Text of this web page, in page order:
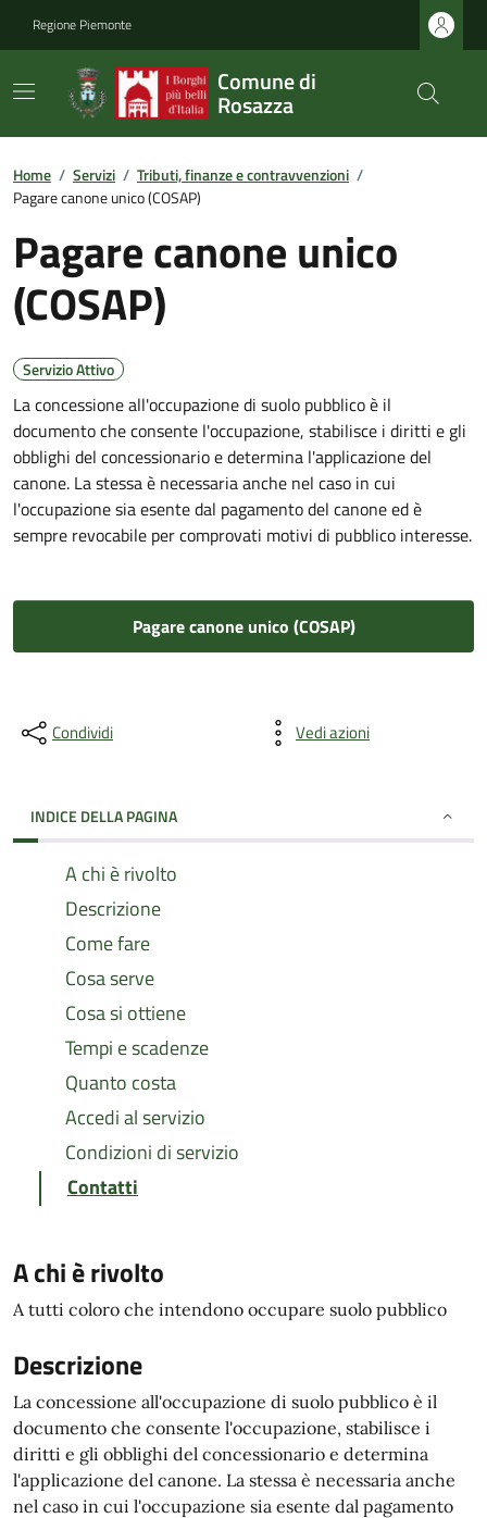
Regione Piemonte
Comune di
Rosazza
Home / Servizi / Tributi, finanze e contravvenzioni /
Pagare canone unico (COSAP)
Pagare canone unico
(COSAP)
Servizio Attivo
La concessione all'occupazione di suolo pubblico è il
documento che consente l'occupazione, stabilisce i diritti e gli
obblighi del concessionario e determina l'applicazione del
canone. La stessa è necessaria anche nel caso in cui
l'occupazione sia esente dal pagamento del canone ed è
sempre revocabile per comprovati motivi di pubblico interesse.
Pagare canone unico (COSAP)
Condividi Vedi azioni
INDICE DELLA PAGINA
A chi è rivolto
Descrizione
Come fare
Cosa serve
Cosa si ottiene
Tempi e scadenze
Quanto costa
Accedi al servizio
Condizioni di servizio
Contatti
A chi è rivolto
A tutti coloro che intendono occupare suolo pubblico
Descrizione
La concessione all'occupazione di suolo pubblico è il
documento che consente l'occupazione, stabilisce i
diritti e gli obblighi del concessionario e determina
l'applicazione del canone. La stessa è necessaria anche
nel caso in cui l'occupazione sia esente dal pagamento